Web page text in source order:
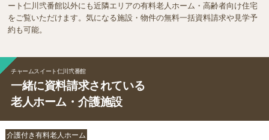
ート仁川弐番館以外にも近隣エリアの有料老人ホーム・高齢者向け住宅
をご覧いただけます。気になる施設・物件の無料一括資料請求や見学予
約も可能。
チャームスイート仁川弐番館
一緒に資料請求されている
老人ホーム・介護施設
介護付き有料老人ホーム